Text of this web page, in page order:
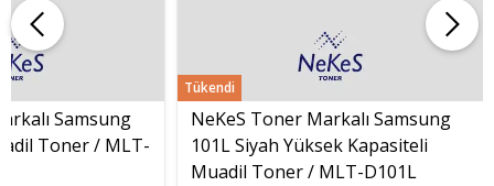
Samsung
Toner / MLT-
Tükendi
NeKeS Toner Markalı Samsung
101L Siyah Yüksek Kapasiteli
Muadil Toner / MLT-D101L